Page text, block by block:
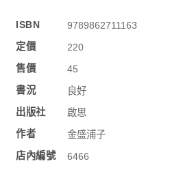
ISBN
9789862711163
定價
220
售價
45
書況
良好
出版社
啟思
作者
金盛浦子
店內編號
6466